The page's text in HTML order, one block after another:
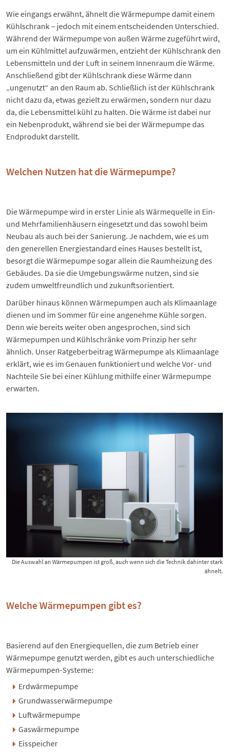
Wie eingangs erwähnt, ähnelt die Wärmepumpe damit einem
Kühlschrank – jedoch mit einem entscheidenden Unterschied.
Während der Wärmepumpe von außen Wärme zugeführt wird,
um ein Kühlmittel aufzuwärmen, entzieht der Kühlschrank den
Lebensmitteln und der Luft in seinem Innenraum die Wärme.
Anschließend gibt der Kühlschrank diese Wärme dann
„ungenutzt“ an den Raum ab. Schließlich ist der Kühlschrank
nicht dazu da, etwas gezielt zu erwärmen, sondern nur dazu
da, die Lebensmittel kühl zu halten. Die Wärme ist dabei nur
ein Nebenprodukt, während sie bei der Wärmepumpe das
Endprodukt darstellt.
Welchen Nutzen hat die Wärmepumpe?
Die Wärmepumpe wird in erster Linie als Wärmequelle in Ein-
und Mehrfamilienhäusern eingesetzt und das sowohl beim
Neubau als auch bei der Sanierung. Je nachdem, wie es um
den generellen Energiestandard eines Hauses bestellt ist,
besorgt die Wärmepumpe sogar allein die Raumheizung des
Gebäudes. Da sie die Umgebungswärme nutzen, sind sie
zudem umweltfreundlich und zukunftsorientiert.
Darüber hinaus können Wärmepumpen auch als Klimaanlage
dienen und im Sommer für eine angenehme Kühle sorgen.
Denn wie bereits weiter oben angesprochen, sind sich
Wärmepumpen und Kühlschränke vom Prinzip her sehr
ähnlich. Unser RatgeberbeitragWärmepumpe als Klimaanlage
erklärt, wie es im Genauen funktioniert und welche Vor- und
Nachteile Sie bei einer Kühlung mithilfe einer Wärmepumpe
erwarten.
Die Auswahl an Wärmepumpen ist groß, auch wenn sich die Technik dahinter stark
ähnelt.
Welche Wärmepumpen gibt es?
Basierend auf den Energiequellen, die zum Betrieb einer
Wärmepumpe genutzt werden, gibt es auch unterschiedliche
Wärmepumpen-Systeme:
Erdwärmepumpe
Grundwasserwärmepumpe
Luftwärmepumpe
Gaswärmepumpe
Eisspeicher